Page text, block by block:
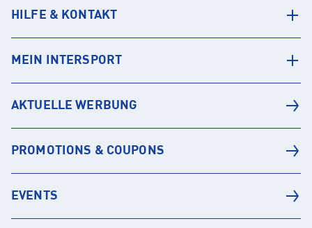
HILFE & KONTAKT
MEIN INTERSPORT
AKTUELLE WERBUNG
PROMOTIONS & COUPONS
EVENTS